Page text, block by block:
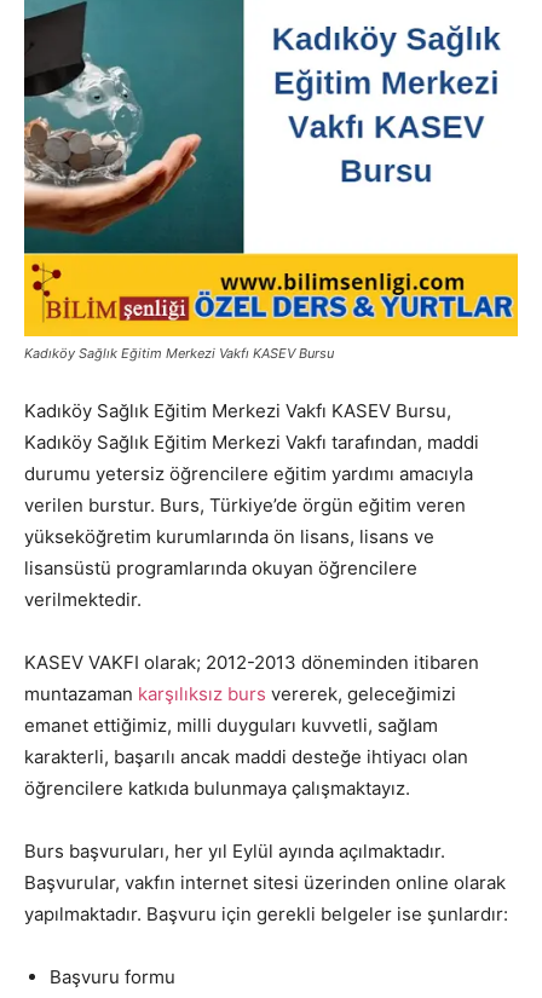
Kadıköy Sağlık Eğitim Merkezi Vakfı KASEV Bursu
Kadıköy Sağlık Eğitim Merkezi Vakfı KASEV Bursu,
Kadıköy Sağlık Eğitim Merkezi Vakfı tarafından, maddi
durumu yetersiz öğrencilere eğitim yardımı amacıyla
verilen burstur. Burs, Türkiye’de örgün eğitim veren
yükseköğretim kurumlarında ön lisans, lisans ve
lisansüstü programlarında okuyan öğrencilere
verilmektedir.
KASEV VAKFI olarak; 2012-2013 döneminden itibaren
muntazaman karşılıksız burs vererek, geleceğimizi
emanet ettiğimiz, milli duyguları kuvvetli, sağlam
karakterli, başarılı ancak maddi desteğe ihtiyacı olan
öğrencilere katkıda bulunmaya çalışmaktayız.
Burs başvuruları, her yıl Eylül ayında açılmaktadır.
Başvurular, vakfın internet sitesi üzerinden online olarak
yapılmaktadır. Başvuru için gerekli belgeler ise şunlardır:
Başvuru formu